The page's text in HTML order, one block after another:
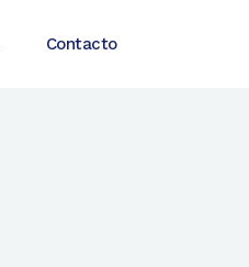
Contacto